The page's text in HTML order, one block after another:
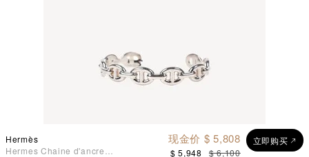
Hermès
Hermes Chaine d'ancre
立即购买
现金价 $ 5,808
$ 5,948 $ 6,100